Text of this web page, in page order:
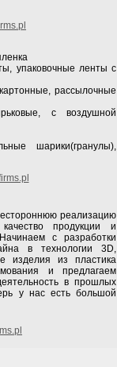
упаковочные ленты с
рассылочные
с воздушной
шарики(гранулы),
реализацию
продукции и
с разработки
в технологии 3D,
изделия из пластика
и предлагаем
в прошлых
у нас есть большой